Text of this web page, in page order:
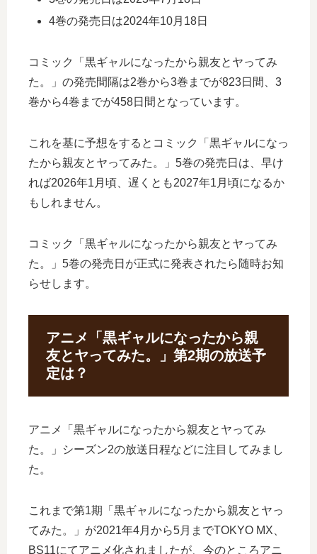
4巻の発売日は2024年10月18日
コミック「黒ギャルになったから親友とヤってみ
た。」の発売間隔は2巻から3巻までが823日間、3
巻から4巻までが458日間となっています。
これを基に予想をするとコミック「黒ギャルになっ
たから親友とヤってみた。」5巻の発売日は、早け
れば2026年1月頃、遅くとも2027年1月頃になるか
もしれません。
コミック「黒ギャルになったから親友とヤってみ
た。」5巻の発売日が正式に発表されたら随時お知
らせします。
アニメ「黒ギャルになったから親
友とヤってみた。」第2期の放送予
定は？
アニメ「黒ギャルになったから親友とヤってみ
た。」シーズン2の放送日程などに注目してみまし
た。
これまで第1期「黒ギャルになったから親友とヤっ
てみた。」が2021年4月から5月までTOKYO MX、
BS11にてアニメ化されましたが、今のところアニ